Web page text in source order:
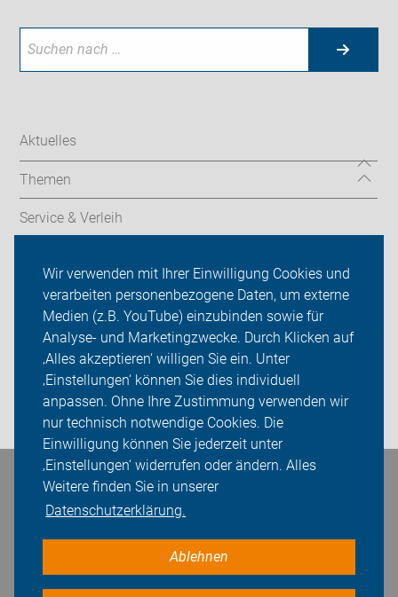
Wir verwenden mit Ihrer Einwilligung Cookies und
verarbeiten personenbezogene Daten, um externe
Medien (z.B. YouTube) einzubinden sowie für
Analyse- und Marketingzwecke. Durch Klicken auf
‚Alles akzeptieren‘ willigen Sie ein. Unter
‚Einstellungen‘ können Sie dies individuell
anpassen. Ohne Ihre Zustimmung verwenden wir
nur technisch notwendige Cookies. Die
Einwilligung können Sie jederzeit unter
‚Einstellungen‘ widerrufen oder ändern. Alles
Weitere finden Sie in unserer
Datenschutzerklärung.
Ablehnen
Aktuelles
Themen
Service & Verleih
Rückblicke
ADFC Unna
Sei dabei
Login
Bleiben Sie in Kontakt